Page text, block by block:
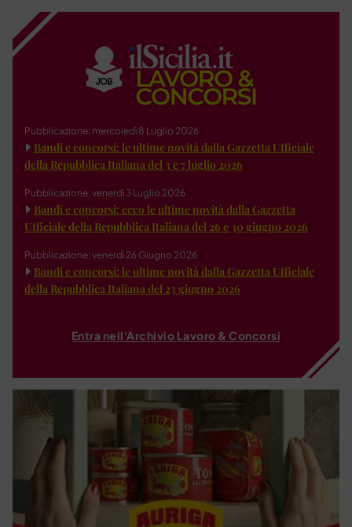
Pubblicazione: mercoledì 8 Luglio 2026
Bandi e concorsi: le ultime novità dalla Gazzetta Ufficiale
della Repubblica Italiana del 3 e 7 luglio 2026
Pubblicazione: venerdì 3 Luglio 2026
Bandi e concorsi: ecco le ultime novità dalla Gazzetta
Ufficiale della Repubblica Italiana del 26 e 30 giugno 2026
Pubblicazione: venerdì 26 Giugno 2026
Bandi e concorsi: le ultime novità dalla Gazzetta Ufficiale
della Repubblica Italiana del 23 giugno 2026
Entra nell'Archivio Lavoro & Concorsi